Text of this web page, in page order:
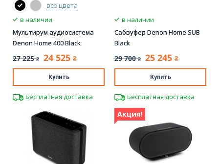
все цвета
в наличии
Мультирум аудиосистема
Denon Home 400 Black
27 225 ₴ 24 525 ₴
Купить
Бесплатная доставка
в наличии
Сабвуфер Denon Home SUB
Black
29 700 ₴ 25 245 ₴
Купить
Бесплатная доставка
Акция!